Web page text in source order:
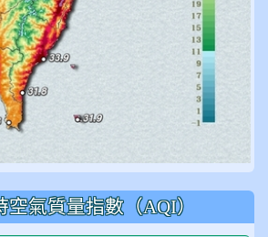
空氣質量指數（AQI）